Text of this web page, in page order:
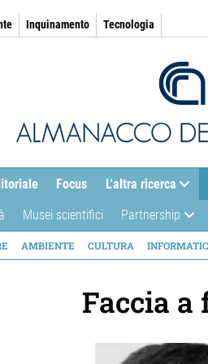
Inquinamento Tecnologia
Focus L'altra ricerca
Musei scientifici Partnership
AMBIENTE CULTURA
Faccia a